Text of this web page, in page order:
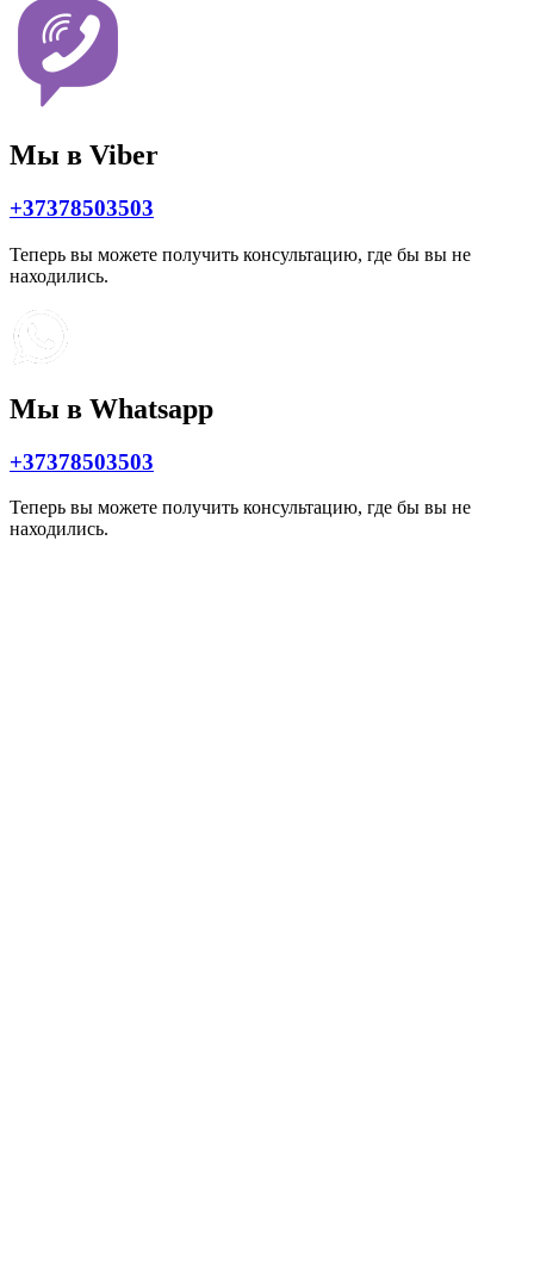
Мы в Viber
+37378503503
Теперь вы можете получить консультацию, где бы вы не
находились.
Мы в Whatsapp
+37378503503
Теперь вы можете получить консультацию, где бы вы не
находились.